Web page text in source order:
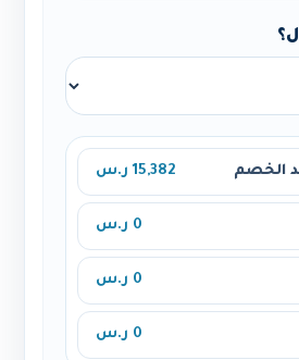
الخصم 15,382 ر.س
0 ر.س
0 ر.س
0 ر.س